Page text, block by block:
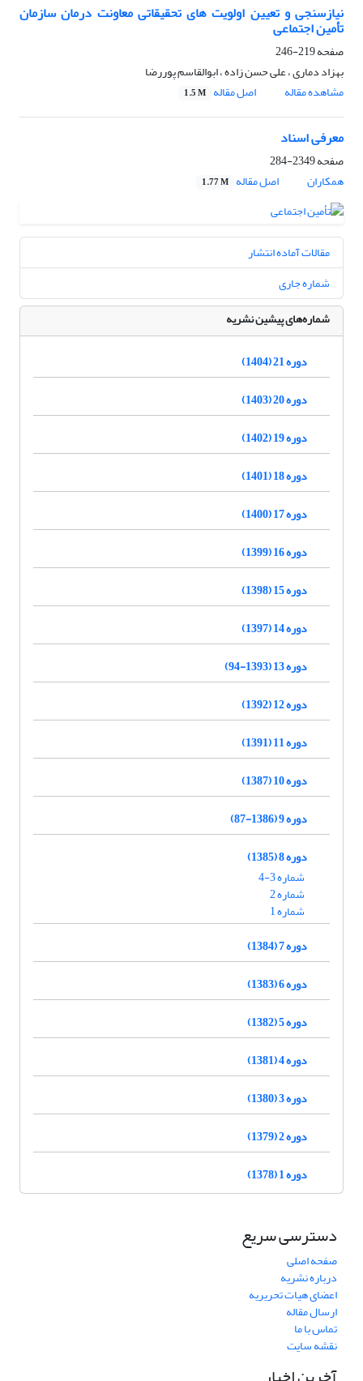
نیازسنجی و تعیین اولویت های تحقیقاتی معاونت درمان سازمان
تأمین اجتماعی
صفحه219-246
بهزاد دماری ، علی حسن زاده ، ابوالقاسم پوررضا
مشاهده مقاله
اصل مقاله 1.5 M
معرفی اسناد
صفحه2349-284
همکاران
اصل مقاله 1.77 M
مقالات آماده انتشار
شماره جاری
شماره‌های پیشین نشریه
دوره 21 (1404)
دوره 20 (1403)
دوره 19 (1402)
دوره 18 (1401)
دوره 17 (1400)
دوره 16 (1399)
دوره 15 (1398)
دوره 14 (1397)
دوره 13 (1393-94)
دوره 12 (1392)
دوره 11 (1391)
دوره 10 (1387)
دوره 9 (1386-87)
دوره 8 (1385)
شماره 3-4
شماره 2
شماره 1
دوره 7 (1384)
دوره 6 (1383)
دوره 5 (1382)
دوره 4 (1381)
دوره 3 (1380)
دوره 2 (1379)
دوره 1 (1378)
دسترسی سریع
صفحه اصلی
درباره نشریه
اعضای هیات تحریریه
ارسال مقاله
تماس با ما
نقشه سایت